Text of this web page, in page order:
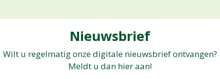
Nieuwsbrief
Wilt u regelmatig onze digitale nieuwsbrief ontvangen?
Meldt u dan hier aan!